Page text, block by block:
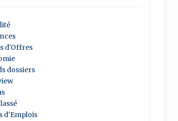
d'Offres
dossiers
d'Emplois